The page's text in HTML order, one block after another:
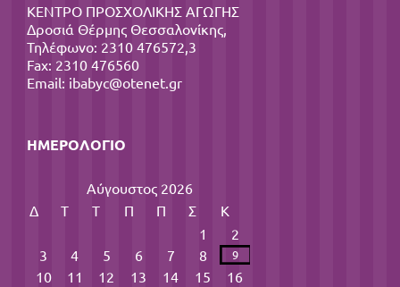
ΚΕΝΤΡΟ ΠΡΟΣΧΟΛΙΚΗΣ ΑΓΩΓΗΣ
Δροσιά Θέρμης Θεσσαλονίκης,
Τηλέφωνο: 2310 476572,3
Fax: 2310 476560
Email: ibabyc@otenet.gr
ΗΜΕΡΟΛΌΓΙΟ
Αύγουστος 2026
Δ
Τ Τ Π Π Σ
Κ
1
2
3
4 5 6 7 8 9
10 11 12 13 14 15
16